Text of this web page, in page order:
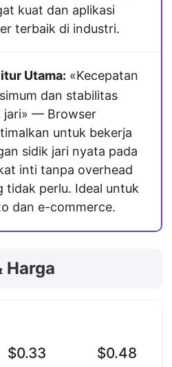
kuat dan aplikasi
terbaik di industri.
Utama: «Kecepatan
dan stabilitas
jari» — Browser
untuk bekerja
sidik jari nyata pada
inti tanpa overhead
tidak perlu. Ideal untuk
dan e-commerce.
Harga
$0.33 $0.48